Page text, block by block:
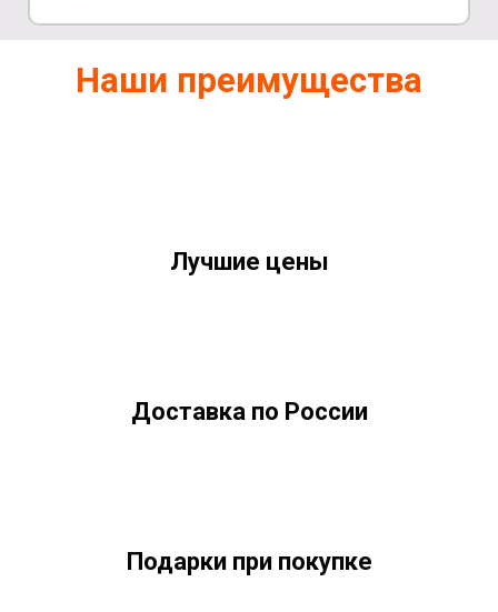
Наши преимущества
Лучшие цены
Доставка по России
Подарки при покупке